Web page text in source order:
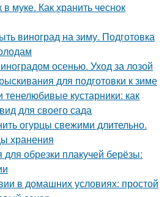
в муке. Как хранить чеснок
виноград на зиму. Подготовка
осенью. Уход за лозой
для подготовки к зиме
кустарники: как
для своего сада
огурцы свежими длительно.
хранения
обрезки плакучей берёзы:
в домашних условиях: простой